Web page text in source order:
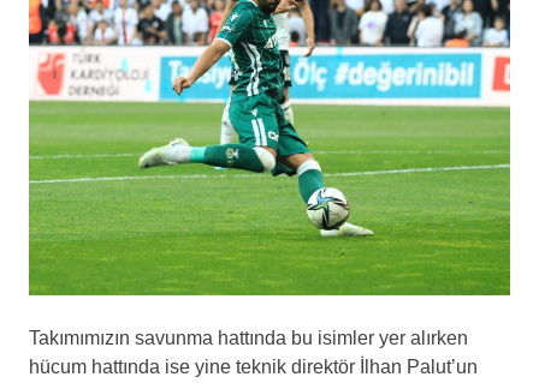
Takımımızın savunma hattında bu isimler yer alırken
hücum hattında ise yine teknik direktör İlhan Palut’un